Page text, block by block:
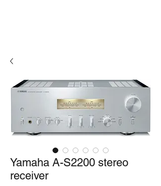
Yamaha A-S2200 stereo
receiver